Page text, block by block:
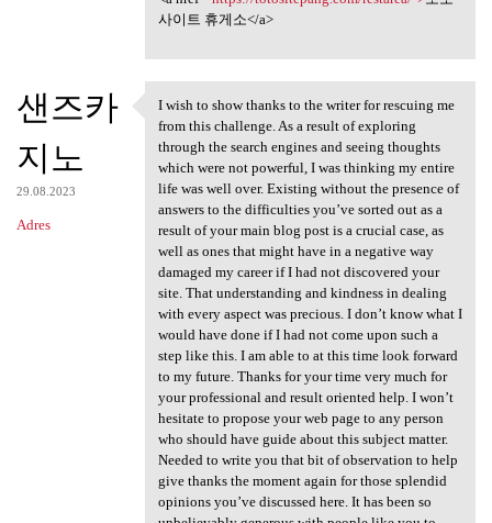
사이트 휴게소</a>
샌즈카
지노
29.08.2023
Adres
I wish to show thanks to the
I wish to show thanks to the writer for rescuing me
from this challenge. As a result of exploring
through the search engines and seeing thoughts
which were not powerful, I was thinking my entire
life was well over. Existing without the presence of
answers to the difficulties you’ve sorted out as a
result of your main blog post is a crucial case, as
well as ones that might have in a negative way
damaged my career if I had not discovered your
site. That understanding and kindness in dealing
with every aspect was precious. I don’t know what I
would have done if I had not come upon such a
step like this. I am able to at this time look forward
to my future. Thanks for your time very much for
your professional and result oriented help. I won’t
hesitate to propose your web page to any person
who should have guide about this subject matter.
Needed to write you that bit of observation to help
give thanks the moment again for those splendid
opinions you’ve discussed here. It has been so